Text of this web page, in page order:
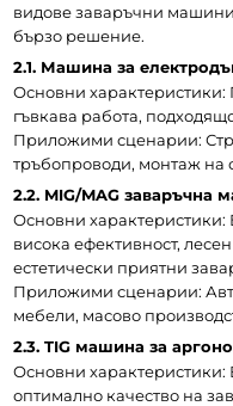
видове заваръчни
бързо решение.
2.1. Машина за
Основни характеристики:
гъвкава работа,
Приложими сценарии:
тръбопроводи, монтаж на
2.2. MIG/MAG заваръчна
Основни характеристики:
висока ефективност,
естетически приятни
Приложими сценарии:
мебели, масово
2.3. TIG машина за
Основни характеристики:
оптимално качество на